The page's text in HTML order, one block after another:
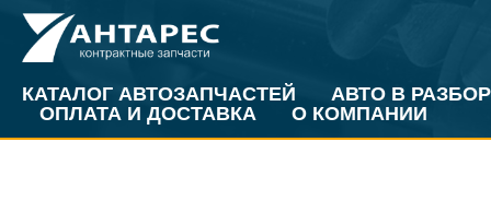
КАТАЛОГ АВТОЗАПЧАСТЕЙ
АВТО В РАЗБОР
ОПЛАТА И ДОСТАВКА
О КОМПАНИИ